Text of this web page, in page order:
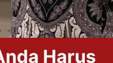
Harus